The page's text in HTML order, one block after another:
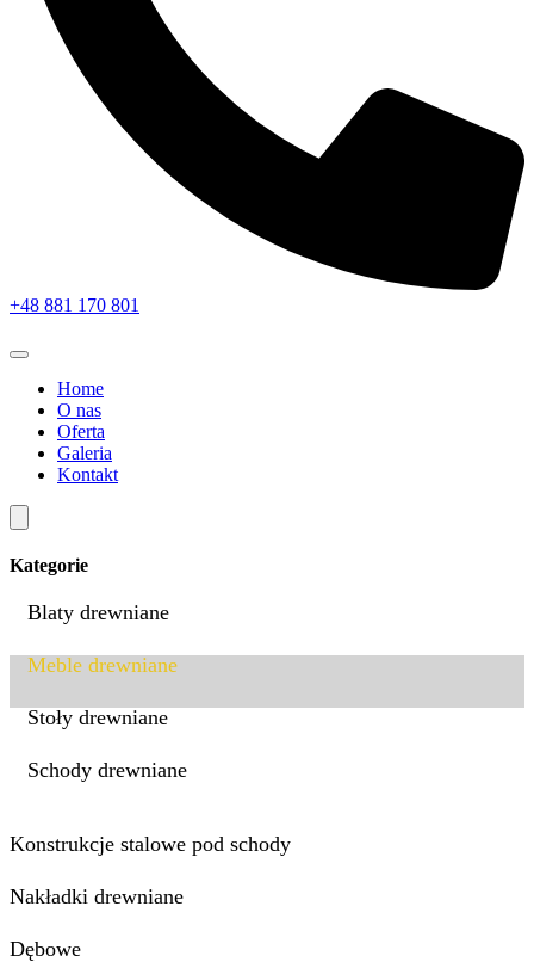
+48 881 170 801
Home
O nas
Oferta
Galeria
Kontakt
Kategorie
Blaty drewniane
Meble drewniane
Stoły drewniane
Schody drewniane
Konstrukcje stalowe pod schody
Nakładki drewniane
Dębowe